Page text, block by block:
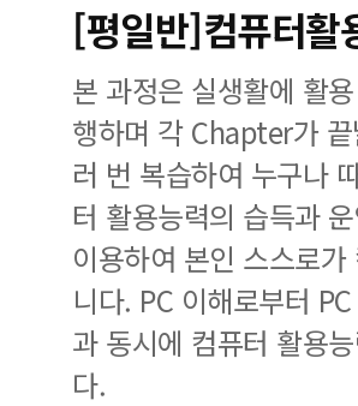
[평일반]컴퓨터활
본 과정은 실생활에 활
행하며 각 Chapter가
러 번 복습하여 누구나
터 활용능력의 습득과
이용하여 본인 스스로
니다. PC 이해로부터
과 동시에 컴퓨터 활용
다.